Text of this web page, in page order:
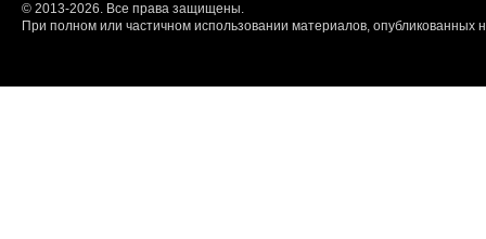
© 2013-2026. Все права защищены.
При полном или частичном использовании материалов, опубликованных